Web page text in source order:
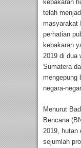
kebakaran
telah
masyarakat
perhatian
kebakaran
2019 di dua
Sumatera
mengepung
negara-
Menurut
Bencana
2019, hutan
sejumlah